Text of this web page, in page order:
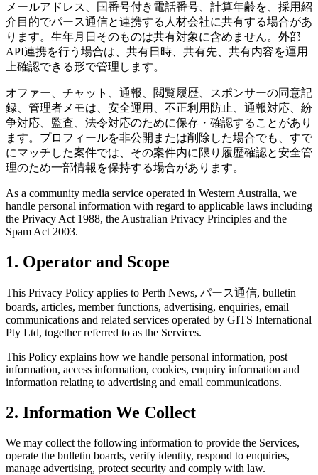
メールアドレス、国番号付き電話番号、計算年齢を、採用紹
介目的でパース通信と連携する人材会社に共有する場合があ
ります。生年月日そのものは共有対象に含めません。外部
API連携を行う場合は、共有日時、共有先、共有内容を運用
上確認できる形で管理します。
オファー、チャット、通報、閲覧履歴、スポンサーの同意記
録、管理者メモは、安全運用、不正利用防止、通報対応、紛
争対応、監査、法令対応のために保存・確認することがあり
ます。プロフィールを非公開または削除した場合でも、すで
にマッチした案件では、その案件内に限り履歴確認と安全管
理のため一部情報を保持する場合があります。
As a community media service operated in Western Australia, we
handle personal information with regard to applicable laws including
the Privacy Act 1988, the Australian Privacy Principles and the
Spam Act 2003.
1. Operator and Scope
This Privacy Policy applies to Perth News, パース通信, bulletin
boards, articles, member functions, advertising, enquiries, email
communications and related services operated by GITS International
Pty Ltd, together referred to as the Services.
This Policy explains how we handle personal information, post
information, access information, cookies, enquiry information and
information relating to advertising and email communications.
2. Information We Collect
We may collect the following information to provide the Services,
operate the bulletin boards, verify identity, respond to enquiries,
manage advertising, protect security and comply with law.